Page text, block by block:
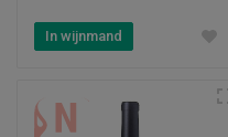
In wijnmand